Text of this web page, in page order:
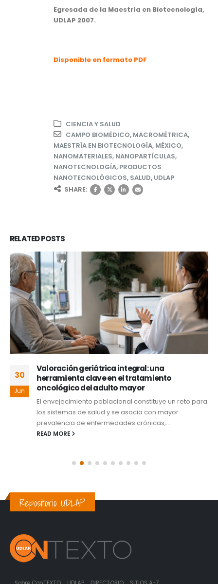
Egresada de la Maestría en Biotecnología,
UDLAP 2007.
Disponible en formato PDF
CIENCIA Y SALUD
CAMPO BIOMÉDICO, MACROMÉTRICA,
MAESTRÍA EN BIOTECNOLOGÍA, MÉXICO,
NANOMATERIALES, NANOPARTÍCULAS,
NANOTECNOLOGÍA, PRODUCTOS
NANOTECNOLÓGICOS, SALUD, UDLAP
SHARE:
RELATEDPOSTS
30
Jun
Valoración geriátrica integral: una
herramienta clave en el tratamiento
oncológico del adulto mayor
El envejecimiento poblacional constituye un reto para
los sistemas de salud y se asocia con mayor
prevalencia de enfermedades crónicas,...
READ MORE
Repositorio UDLAP